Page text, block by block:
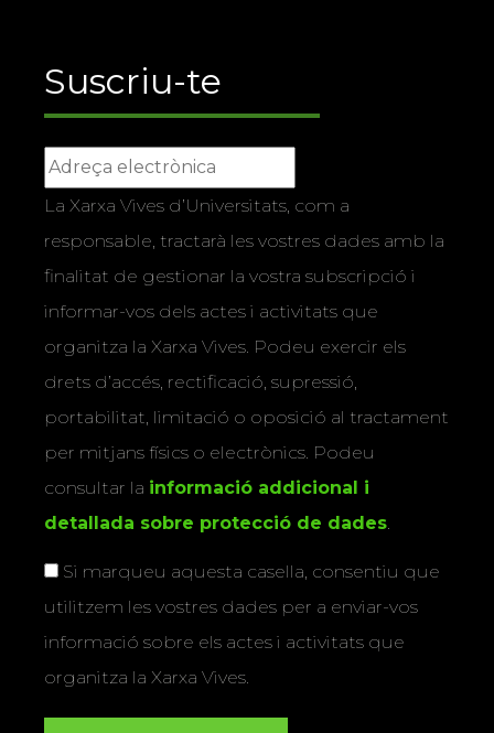
Suscriu-te
La Xarxa Vives d’Universitats, com a
responsable, tractarà les vostres dades amb la
finalitat de gestionar la vostra subscripció i
informar-vos dels actes i activitats que
organitza la Xarxa Vives. Podeu exercir els
drets d’accés, rectificació, supressió,
portabilitat, limitació o oposició al tractament
per mitjans físics o electrònics. Podeu
consultar la informació addicional i
detallada sobre protecció de dades.
Si marqueu aquesta casella, consentiu que
utilitzem les vostres dades per a enviar-vos
informació sobre els actes i activitats que
organitza la Xarxa Vives.